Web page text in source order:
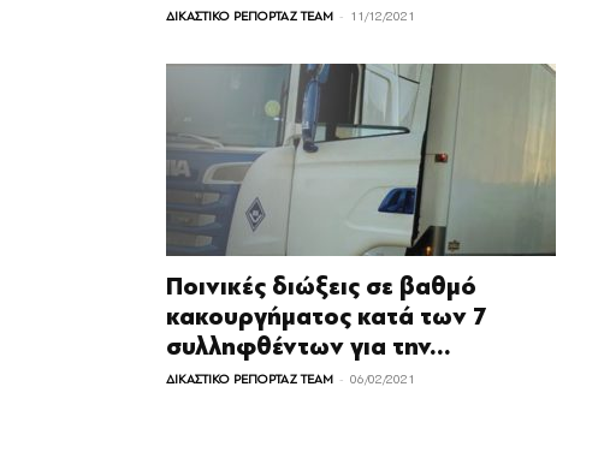
ΔΙΚΑΣΤΙΚΟ ΡΕΠΟΡΤΑΖ TEAM - 11/12/2021
Ποινικές διώξεις σε βαθμό
κακουργήματος κατά των 7
συλληφθέντων για την...
ΔΙΚΑΣΤΙΚΟ ΡΕΠΟΡΤΑΖ TEAM - 06/02/2021